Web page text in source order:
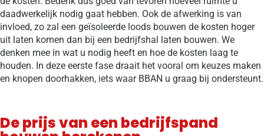
daadwerkelijk nodig gaat hebben. Ook de afwerking is van
invloed, zo zal een geïsoleerde loods bouwen de kosten hoger
uit laten komen dan bij een bedrijfshal laten bouwen. We
denken mee in wat u nodig heeft en hoe de kosten laag te
houden. In deze eerste fase draait het vooral om keuzes maken
en knopen doorhakken, iets waar BBAN u graag bij ondersteunt.
De prijs van een bedrijfspand